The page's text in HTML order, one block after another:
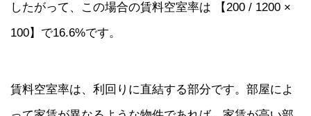
したがって、この場合の賃料空室率は 【200 / 1200 ×
100】で16.6%です。
賃料空室率は、利回りに直結する部分です。部屋によ